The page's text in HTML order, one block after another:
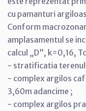
cu pamanturi
Conform
amplasamentul se
calcul „D”, k=0,16,
- stratificatia
- complex argilos
3,60m adancime ;
- complex argilos